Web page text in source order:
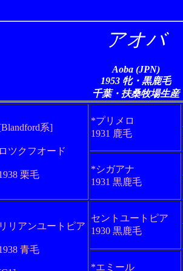
アオバ
Aoba (JPN)
1953 牝・黒鹿毛
千葉・扶桑牧場生産
系]
ツクフオード
栗毛
*プリメロ
1931 鹿毛
*シガアナ
1931 黒鹿毛
リアンユートピア
青毛
セントユートピア
1930 黒鹿毛
*エミール